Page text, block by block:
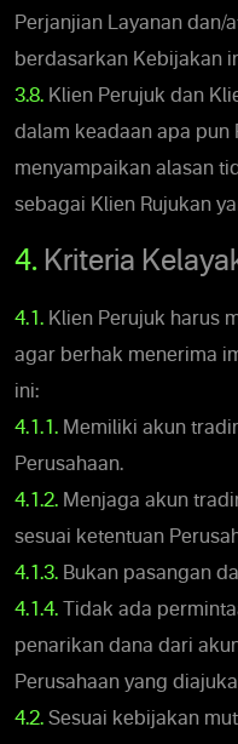
Perjanjian Layanan
berdasarkan Kebijakan
3.8. Klien Perujuk dan
dalam keadaan apa pun
menyampaikan alasan
sebagai Klien Rujukan
4. Kriteria
4.1. Klien Perujuk harus
agar berhak menerima
ini:
4.1.1. Memiliki akun
Perusahaan.
4.1.2. Menjaga akun
sesuai ketentuan
4.1.3. Bukan pasangan
4.1.4. Tidak ada
penarikan dana dari
Perusahaan yang
4.2. Sesuai kebijakan